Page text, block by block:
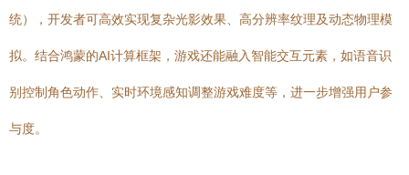
统），开发者可高效实现复杂光影效果、高分辨率纹理及动态物理模
拟。结合鸿蒙的AI计算框架，游戏还能融入智能交互元素，如语音识
别控制角色动作、实时环境感知调整游戏难度等，进一步增强用户参
与度。